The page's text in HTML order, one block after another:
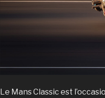
Le Mans Classic est